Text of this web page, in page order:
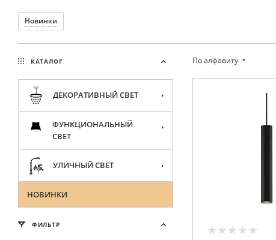
Новинки
По алфавиту
КАТАЛОГ
ДЕКОРАТИВНЫЙ СВЕТ
ФУНКЦИОНАЛЬНЫЙ
СВЕТ
УЛИЧНЫЙ СВЕТ
НОВИНКИ
ФИЛЬТР